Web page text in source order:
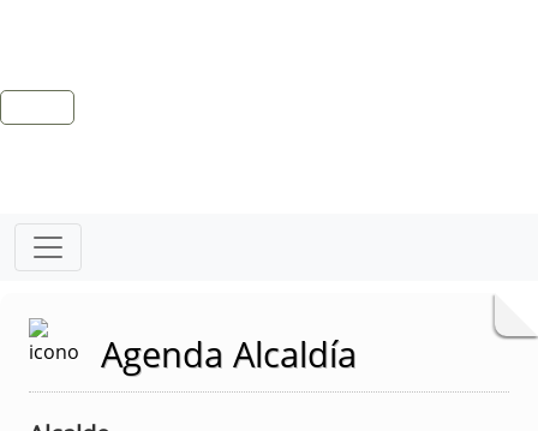
Agenda Alcaldía